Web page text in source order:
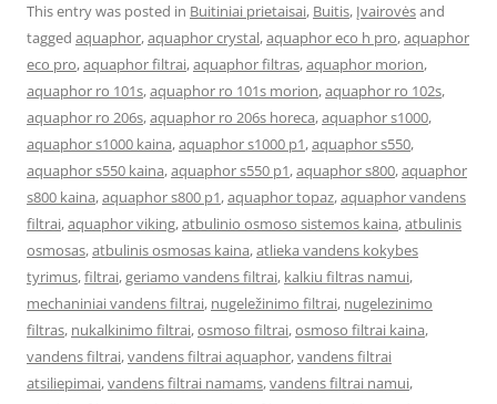
This entry was posted in Buitiniai prietaisai, Buitis, Įvairovėsand
tagged aquaphor,aquaphor crystal,aquaphor eco h pro,aquaphor
eco pro,aquaphor filtrai,aquaphor filtras,aquaphor morion,
aquaphor ro 101s,aquaphor ro 101s morion,aquaphor ro 102s,
aquaphor ro 206s,aquaphor ro 206s horeca,aquaphor s1000,
aquaphor s1000 kaina,aquaphor s1000 p1,aquaphor s550,
aquaphor s550 kaina,aquaphor s550 p1,aquaphor s800,aquaphor
s800 kaina,aquaphor s800 p1,aquaphor topaz,aquaphor vandens
filtrai,aquaphor viking,atbulinio osmoso sistemos kaina,atbulinis
osmosas,atbulinis osmosas kaina,atlieka vandens kokybes
tyrimus,filtrai,geriamo vandens filtrai, kalkiu filtras namui,
mechaniniai vandens filtrai, nugeležinimo filtrai, nugelezinimo
filtras, nukalkinimo filtrai,osmoso filtrai,osmoso filtrai kaina,
vandens filtrai,vandens filtrai aquaphor,vandens filtrai
atsiliepimai,vandens filtrai namams,vandens filtrai namui,